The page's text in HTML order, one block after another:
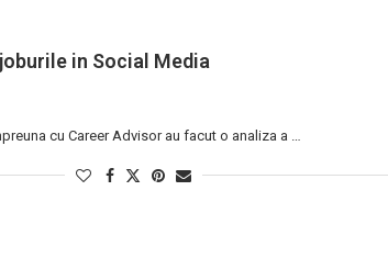
in Social Media
cu Career Advisor au facut o analiza a …